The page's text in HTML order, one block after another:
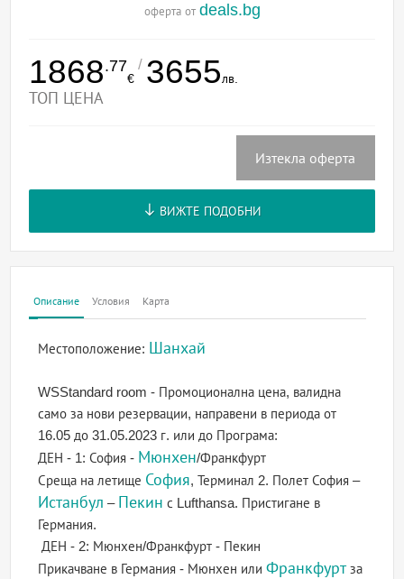
оферта от deals.bg
1868.77
€
/ 3655лв.
ТОП ЦЕНА
Изтекла оферта
ВИЖТЕ ПОДОБНИ
Описание Условия Карта
Местоположение: Шанхай
WSStandard room - Промоционална цена, валидна
само за нови резервации, направени в периода от
16.05 до 31.05.2023 г. или до Програма:
ДЕН - 1: София - Мюнхен/Франкфурт
Среща на летище София, Терминал 2. Полет София –
Истанбул – Пекин с Lufthansa. Пристигане в
Германия.
ДЕН - 2: Мюнхен/Франкфурт - Пекин
Прикачване в Германия - Мюнхен илиФранкфуртза